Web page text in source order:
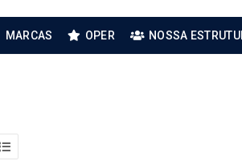
MARCAS OPER NOSSA